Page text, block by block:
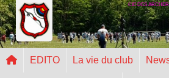
CIE DES
EDITO La vie du club
Panneau de gestion des cookies